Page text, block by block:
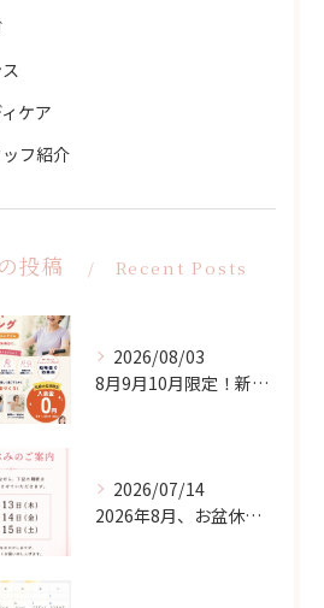
ケア
フ紹介
投稿 Recent Posts
2026/08/03
8月9月10月限定！新入会応援キャンペーン！
2026/07/14
2026年8月、お盆休みのお知らせ